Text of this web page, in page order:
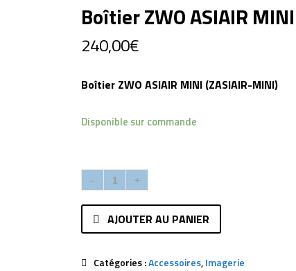
Boîtier ZWO ASIAIR
240,00€
Boîtier ZWO ASIAIR MINI (ZASIAIR-MINI)
Disponible sur commande
AJOUTER AU PANIER
Catégories :Accessoires,Imagerie